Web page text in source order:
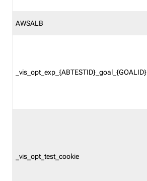
AWSALB
_vis_opt_exp_{ABTESTID}_goal_{GOALID}
_vis_opt_test_cookie